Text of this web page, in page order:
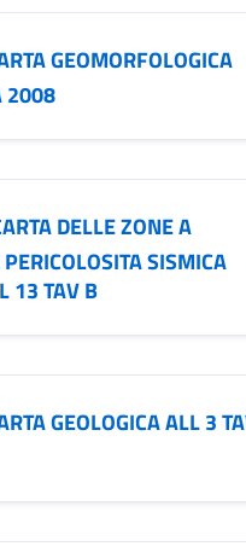
GEOMORFOLOGICA
2008
DELLE ZONE A
SISMICA
13 TAV B
GEOLOGICA ALL 3